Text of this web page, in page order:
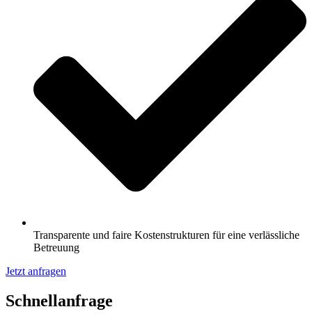
Transparente und faire Kostenstrukturen für eine verlässliche
Betreuung
Jetzt anfragen
Schnell­anfrage